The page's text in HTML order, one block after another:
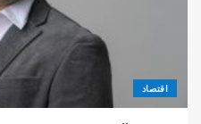
اقتصاد